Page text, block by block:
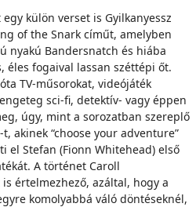
külön verset is Gyilkanyessz
of the Snark címűt, amelyben
nyakú Bandersnatch és hiába
éles fogaival lassan széttépi őt.
TV-műsorokat, videójáték
sci-fi, detektív- vagy éppen
úgy, mint a sorozatban szereplő
akinek “choose your adventure”
el Stefan (Fionn Whitehead) első
A történet Caroll
értelmezhező, azáltal, hogy a
komolyabbá váló döntéseknél,